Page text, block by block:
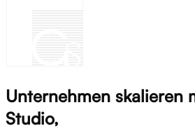
Unternehmen skalieren
Studio,